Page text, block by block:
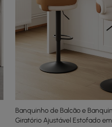
Banquinho de Balcão e
Giratório Ajustável Estofado